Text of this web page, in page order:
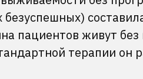
пациентов живут
терапии он